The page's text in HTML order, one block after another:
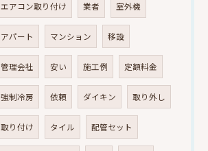
エアコン取り付け 業者 室外機
アパート マンション 移設
管理会社 安い 施工例 定額料金
強制冷房 依頼 ダイキン 取り外し
取り付け タイル 配管セット